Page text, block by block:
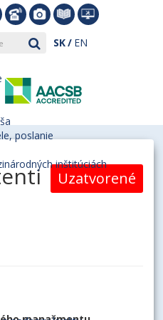
SK EN
poslanie
inštitúciách
Uzatvorené